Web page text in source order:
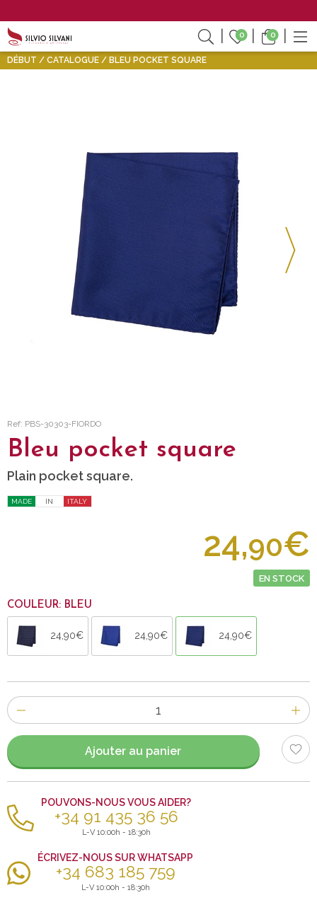
0 0
DÉBUT CATALOGUE BLEU POCKET SQUARE
Ref: PBS-30303-FIORDO
Bleu pocket square
Plain pocket square.
MADE IN ITALY
24,90€
EN STOCK
COULEUR: BLEU
24,90€ 24,90€ 24,90€
Nombre
d'items
Ajouter au panier
POUVONS-NOUS VOUS AIDER?
+34 91 435 36 56
L-V 10:00h - 18:30h
ÉCRIVEZ-NOUS SUR WHATSAPP
+34 683 185 759
L-V 10:00h - 18:30h